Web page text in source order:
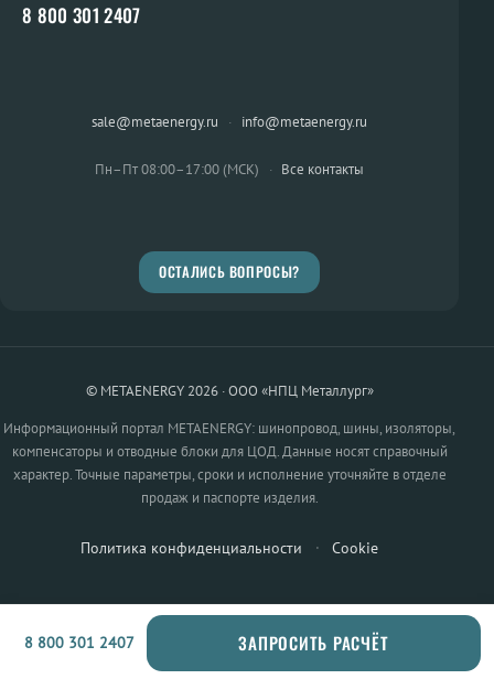
8 800 301 2407
sale@metaenergy.ru · info@metaenergy.ru
Пн–Пт 08:00–17:00 (МСК) · Все контакты
ОСТАЛИСЬ ВОПРОСЫ?
© METAENERGY 2026 · ООО «НПЦ Металлург»
Информационный портал METAENERGY: шинопровод, шины, изоляторы,
компенсаторы и отводные блоки для ЦОД. Данные носят справочный
характер. Точные параметры, сроки и исполнение уточняйте в отделе
продаж и паспорте изделия.
Политика конфиденциальности · Cookie
8 800 301 2407 ЗАПРОСИТЬ РАСЧЁТ